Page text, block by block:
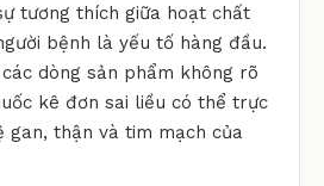
tương thích giữa hoạt chất
bệnh là yếu tố hàng đầu.
dòng sản phẩm không rõ
kê đơn sai liều có thể trực
gan, thận và tim mạch của